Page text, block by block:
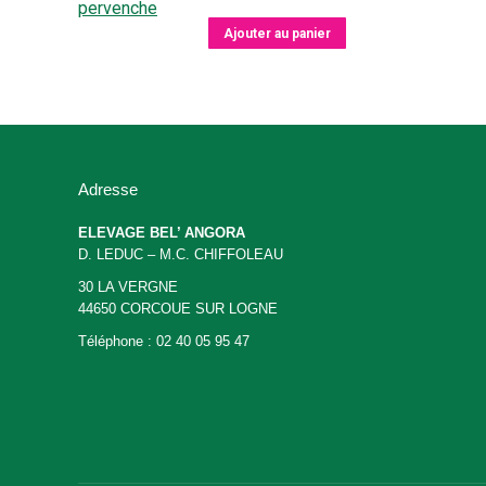
Ajouter au panier
Adresse
ELEVAGE BEL’ ANGORA
D. LEDUC – M.C. CHIFFOLEAU
30 LA VERGNE
44650 CORCOUE SUR LOGNE
Téléphone : 02 40 05 95 47